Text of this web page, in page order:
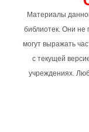
Материалы
библиотек. Они не
могут выражать
с текущей
учреждениях.